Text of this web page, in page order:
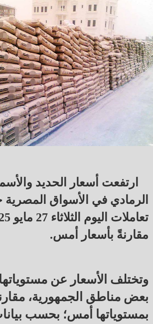
ارتفعت أسعار الحديد
الرمادي في الأسواق المصرية
مقارنةً بأسعار أمس.
وتختلف الأسعار عن
بعض مناطق الجمهورية،
بمستوياتها أمس؛ بحسب